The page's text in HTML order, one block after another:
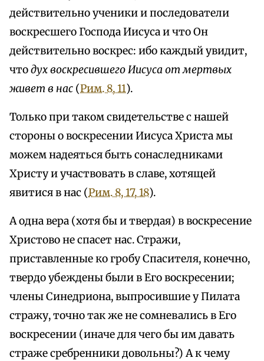
действительно ученики и последователи
воскресшего Господа Иисуса и что Он
действительно воскрес: ибо каждый увидит,
чтодух воскресившего Иисуса от мертвых
живет в нас (Рим. 8, 11).
Только при таком свидетельстве с нашей
стороны о воскресении Иисуса Христа мы
можем надеяться быть сонаследниками
Христу и участвовать в славе, хотящей
явитися в нас (Рим. 8, 17, 18).
А одна вера (хотя бы и твердая) в воскресение
Христово не спасет нас. Стражи,
приставленные ко гробу Спасителя, конечно,
твердо убеждены были в Его воскресении;
члены Синедриона, выпросившие у Пилата
стражу, точно так же не сомневались в Его
воскресении (иначе для чего бы им давать
страже сребренники довольны?) А к чему